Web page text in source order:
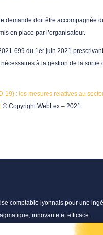
demande doit être accompagnée
en place par l’organisateur.
699 du 1er juin 2021
à la gestion de la sortie
19) : les mesures relatives au
© Copyright WebLex – 2021
comptable lyonnais pour une
innovante et efficace.